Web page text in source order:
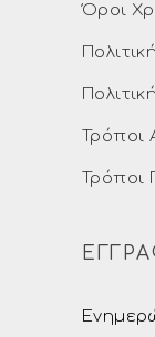
Όροι
Τρόποι
Τρόποι